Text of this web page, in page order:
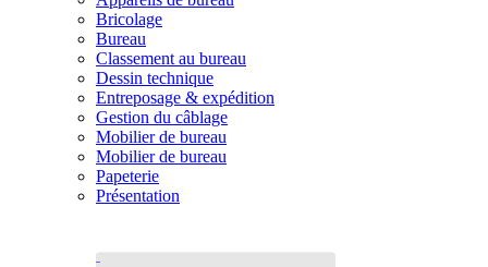
Bricolage
Bureau
Classement au bureau
Dessin technique
Entreposage & expédition
Gestion du câblage
Mobilier de bureau
Mobilier de bureau
Papeterie
Présentation